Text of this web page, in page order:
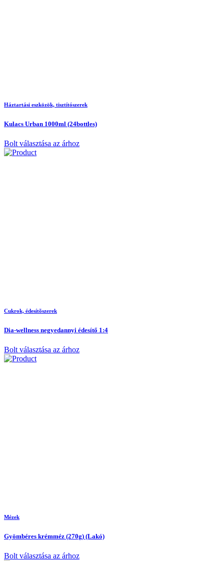
Háztartási eszközök, tisztítószerek
Kulacs Urban 1000ml (24bottles)
Bolt választása az árhoz
Cukrok, édesítõszerek
Dia-wellness negyedannyi édesítő 1:4
Bolt választása az árhoz
Mézek
Gyömbéres krémméz (270g) (Lakó)
Bolt választása az árhoz